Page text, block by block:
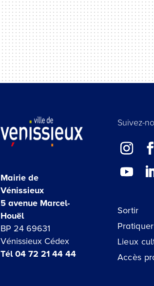
Mairie de
Vénissieux
5 avenue Marcel-
Houël
BP 24 69631
Vénissieux Cédex
Tél 04 72 21 44 44
Suivez-
Sortir
Pratiquer
Lieux
Accès